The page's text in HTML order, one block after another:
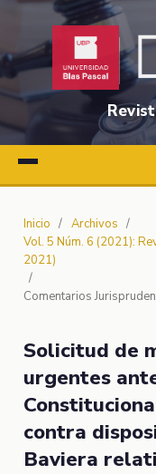
Inicio / Archivos /
Vol. 5 Núm. 6 (2021):
2021)
/
Comentarios
Solicitud de
urgentes
contra
Baviera